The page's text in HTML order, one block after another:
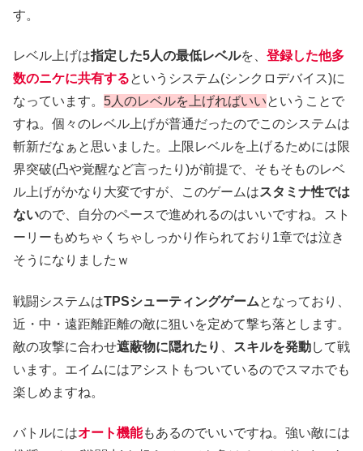
す。
レベル上げは指定した5人の最低レベルを、 登録した他多
数のニケに共有するというシステム(シンクロデバイス)に
なっています。 5人のレベルを上げればいいということで
すね。個々のレベル上げが普通だったのでこのシステムは
斬新だなぁと思いました。上限レベルを上げるためには限
界突破(凸や覚醒など言ったり)が前提で、そもそものレベ
ル上げがかなり大変ですが、このゲームはスタミナ性では
ないので、自分のペースで進めれるのはいいですね。スト
ーリーもめちゃくちゃしっかり作られており1章では泣き
そうになりましたｗ
戦闘システムはTPSシューティングゲームとなっており、
近・中・遠距離距離の敵に狙いを定めて撃ち落とします。
敵の攻撃に合わせ遮蔽物に隠れたり スキルを発動して戦
います。エイムにはアシストもついているのでスマホでも
楽しめますね。
バトルにはオート機能もあるのでいいですね。強い敵には